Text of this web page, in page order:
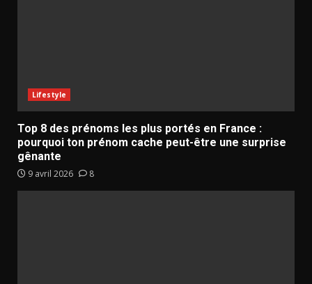
Lifestyle
Top 8 des prénoms les plus portés en France :
pourquoi ton prénom cache peut-être une surprise
gênante
9 avril 2026 8